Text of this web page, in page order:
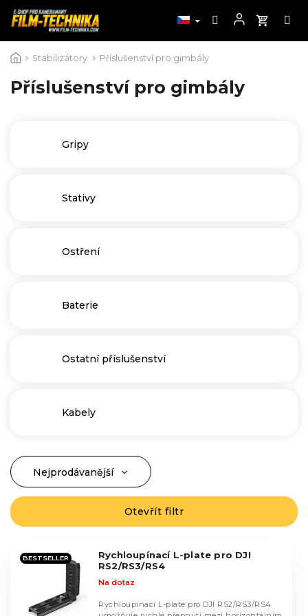
na
Stabilizátory Příslušenství pro gimbály
Příslušenství pro gimbály
Gripy
Stativy
Ostření
Baterie
Ostatní příslušenství
Kabely
Ř
a
z
e
Nejprodávanější
Nejlevnější
Otevřít filtr
V
BESTSELLER
Rychloupínací L-plate pro DJI
RS2/RS3/RS4
Na dotaz
Rychloupínací L-plate pro DJI RS2/RS3/RS4